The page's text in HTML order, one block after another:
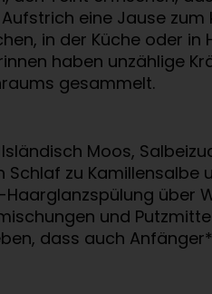
eine Jause zum
in der Küche oder in
haben unzählige
gesammelt.
Moos,
zu Kamillensalbe
über
und
dass auch